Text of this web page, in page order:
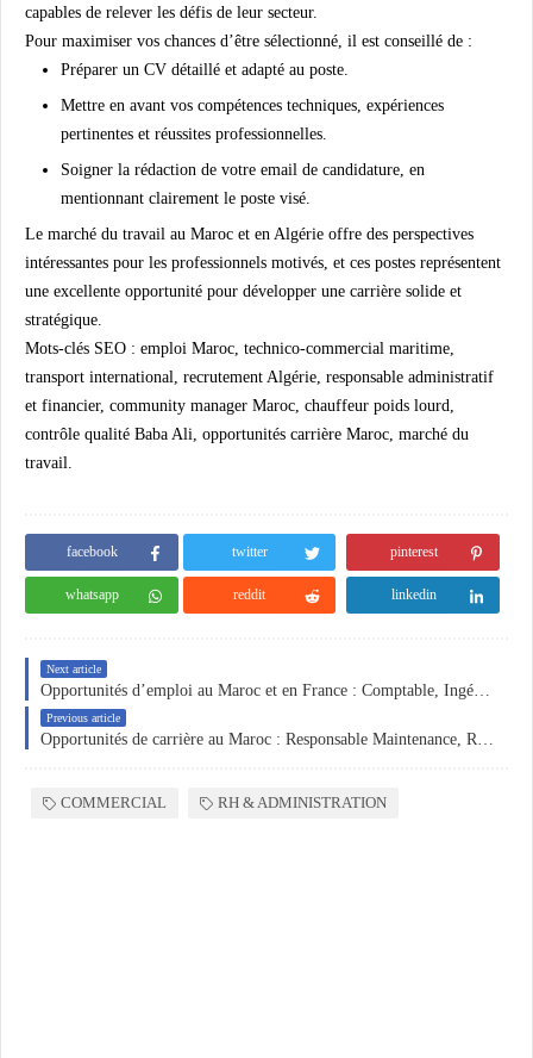
capables de relever les défis de leur secteur.
Pour maximiser vos chances d’être sélectionné, il est conseillé de :
Préparer un CV détaillé et adapté au poste.
Mettre en avant vos compétences techniques, expériences
pertinentes et réussites professionnelles.
Soigner la rédaction de votre email de candidature, en
mentionnant clairement le poste visé.
Le marché du travail au Maroc et en Algérie offre des perspectives
intéressantes pour les professionnels motivés, et ces postes représentent
une excellente opportunité pour développer une carrière solide et
stratégique.
Mots-clés SEO : emploi Maroc, technico-commercial maritime,
transport international, recrutement Algérie, responsable administratif
et financier, community manager Maroc, chauffeur poids lourd,
contrôle qualité Baba Ali, opportunités carrière Maroc, marché du
travail.
facebook twitter pinterest
whatsapp reddit linkedin
Next article
Previous article
COMMERCIAL RH & ADMINISTRATION